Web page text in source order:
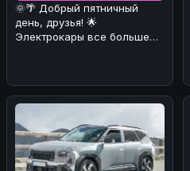
🌞🌴 Добрый пятничный
день, друзья! 🌟
Электрокары все больше